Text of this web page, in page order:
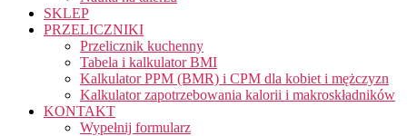
SKLEP
PRZELICZNIKI
Przelicznik kuchenny
Tabela i kalkulator BMI
Kalkulator PPM (BMR) i CPM dla kobiet i mężczyzn
Kalkulator zapotrzebowania kalorii i makroskładników
KONTAKT
Wypełnij formularz